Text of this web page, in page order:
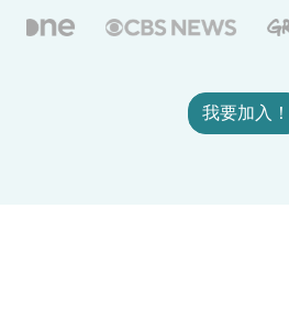
我要加入！